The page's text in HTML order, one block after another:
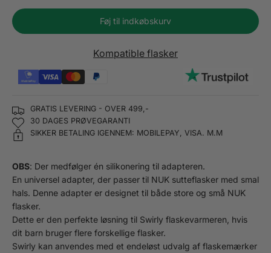
Føj til indkøbskurv
Kompatible flasker
GRATIS LEVERING - OVER 499,-
30 DAGES PRØVEGARANTI
SIKKER BETALING IGENNEM: MOBILEPAY, VISA. M.M
OBS: Der medfølger én silikonering til adapteren.
En universel adapter, der passer til NUK sutteflasker med smal
hals. Denne adapter er designet til både store og små NUK
flasker.
Dette er den perfekte løsning til Swirly flaskevarmeren, hvis
dit barn bruger flere forskellige flasker.
Swirly kan anvendes med et endeløst udvalg af flaskemærker